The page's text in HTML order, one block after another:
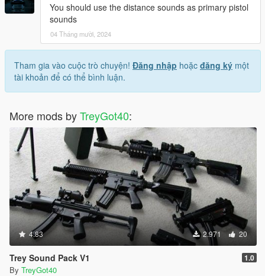
You should use the distance sounds as primary pistol
sounds
04 Tháng mười, 2024
Tham gia vào cuộc trò chuyện! Đăng nhập hoặc đăng ký một
tài khoản để có thể bình luận.
More mods byTreyGot40:
4.83 2.971 20
Trey Sound Pack V1 1.0
By TreyGot40